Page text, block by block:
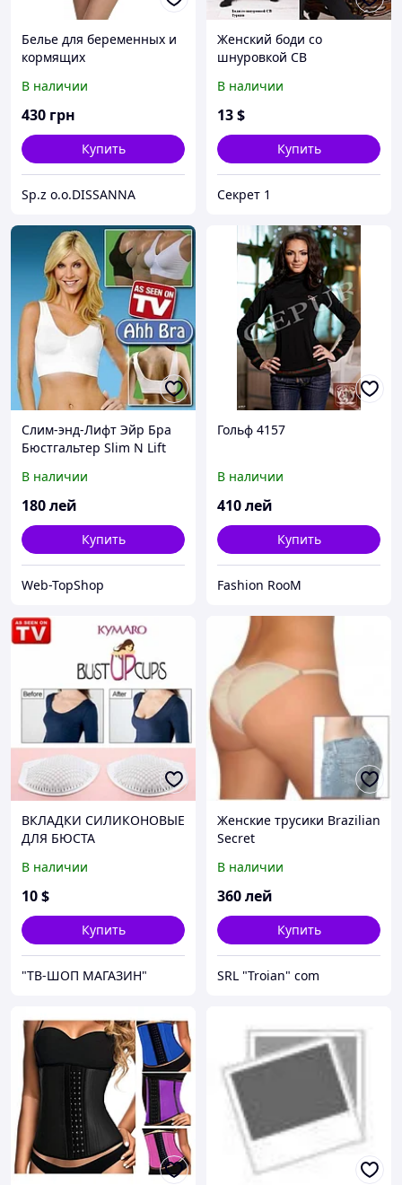
Белье для беременных и
кормящих
В наличии
430 грн
Купить
Sp.z o.o.DISSANNA
Женский боди со
шнуровкой СВ
В наличии
13$
Купить
Секрет 1
Слим-энд-Лифт Эйр Бра
Бюстгальтер Slim N Lift
В наличии
180лей
Купить
Web-TopShop
Гольф 4157
В наличии
410лей
Купить
Fashion RooM
ВКЛАДКИ СИЛИКОНОВЫЕ
ДЛЯ БЮСТА
В наличии
10$
Купить
"ТВ-ШОП МАГАЗИН"
Женские трусики Brazilian
Secret
В наличии
360лей
Купить
SRL "Troian" сom